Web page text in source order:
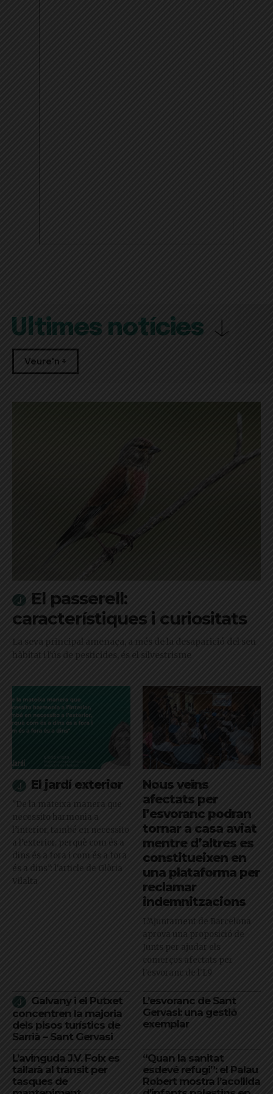
Últimes notícies
Veure'n +
El passerell:
característiques i curiositats
La seva principal amenaça, a més de la desaparició del seu
hàbitat i l'ús de pesticides, és el silvestrisme
El jardí exterior
"De la mateixa manera que
necessito harmonia a
l’interior, també en necessito
a l’exterior, perquè com és a
dins és a fora i com és a fora
és a dins": l'article de Glòria
Vilalta
Nous veïns
afectats per
l’esvoranc podran
tornar a casa aviat
mentre d’altres es
constitueixen en
una plataforma per
reclamar
indemnitzacions
L’Ajuntament de Barcelona
aprova una proposició de
Junts per ajudar els
comerços afectats per
l'esvoranc de l'L9
Galvany i el Putxet
concentren la majoria
dels pisos turístics de
Sarrià – Sant Gervasi
L’esvoranc de Sant
Gervasi: una gestió
exemplar
L’avinguda J.V. Foix es
tallarà al trànsit per
tasques de
“Quan la sanitat
esdevé refugi”: el Palau
Robert mostra l’acollida